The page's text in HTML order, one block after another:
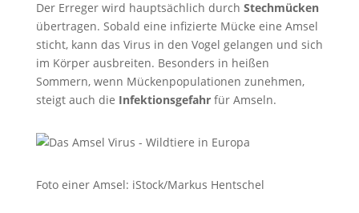
Der Erreger wird hauptsächlich durch Stechmücken
übertragen. Sobald eine infizierte Mücke eine Amsel
sticht, kann das Virus in den Vogel gelangen und sich
im Körper ausbreiten. Besonders in heißen
Sommern, wenn Mückenpopulationen zunehmen,
steigt auch die Infektionsgefahrfür Amseln.
Foto einer Amsel: iStock/Markus Hentschel